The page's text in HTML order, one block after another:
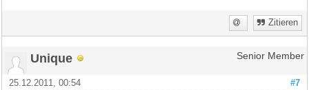
Zitieren
Unique Senior Member
#7
25.12.2011, 00:54